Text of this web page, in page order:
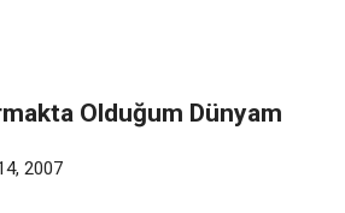
Olduğum Dünyam
2007